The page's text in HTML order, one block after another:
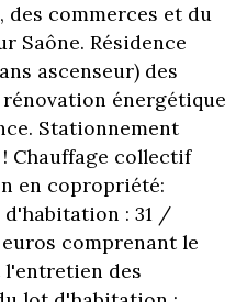
des commerces et du
Saône. Résidence
ascenseur) des
rénovation énergétique
Stationnement
Chauffage collectif
en copropriété:
d'habitation : 31 /
comprenant le
l'entretien des